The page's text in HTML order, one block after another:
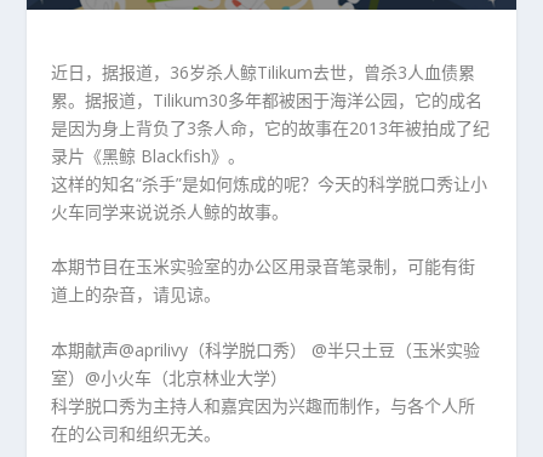
播
近日，据报道，36岁杀人鲸Tilikum去世，曾杀3人血债累
累。据报道，Tilikum30多年都被困于海洋公园，它的成名
是因为身上背负了3条人命，它的故事在2013年被拍成了纪
录片《黑鲸 Blackfish》。
这样的知名“杀手”是如何炼成的呢？今天的科学脱口秀让小
火车同学来说说杀人鲸的故事。
本期节目在玉米实验室的办公区用录音笔录制，可能有街
道上的杂音，请见谅。
本期献声@aprilivy（科学脱口秀） @半只土豆（玉米实验
室）@小火车（北京林业大学）
科学脱口秀为主持人和嘉宾因为兴趣而制作，与各个人所
在的公司和组织无关。